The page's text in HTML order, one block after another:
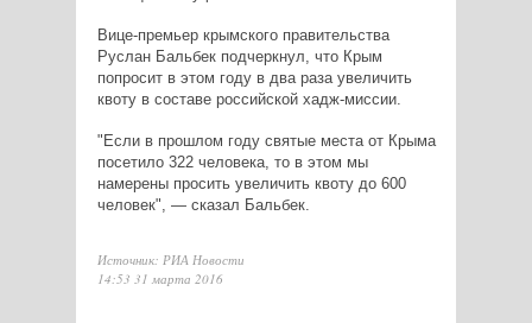
Вице-премьер крымского правительства
Руслан Бальбек подчеркнул, что Крым
попросит в этом году в два раза увеличить
квоту в составе российской хадж-миссии.
"Если в прошлом году святые места от Крыма
посетило 322 человека, то в этом мы
намерены просить увеличить квоту до 600
человек", — сказал Бальбек.
Источник: РИА Новости
14:53 31 марта 2016